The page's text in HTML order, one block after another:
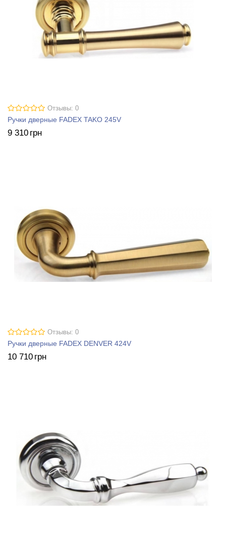
Отзывы: 0
Ручки дверные FADEX TAKO 245V
9 310 грн
Отзывы: 0
Ручки дверные FADEX DENVER 424V
10 710 грн